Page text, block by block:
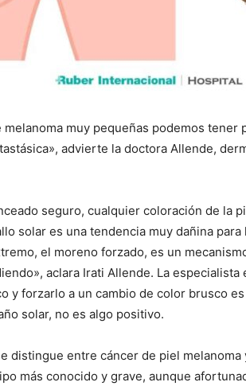
melanoma muy pequeñas podemos tener
advierte la doctora Allende,
seguro, cualquier coloración de la
solar es una tendencia muy dañina
el moreno forzado, es un
aclara Irati Allende. La
y forzarlo a un cambio de color brusco
solar, no es algo positivo.
distingue entre cáncer de piel
más conocido y grave, aunque